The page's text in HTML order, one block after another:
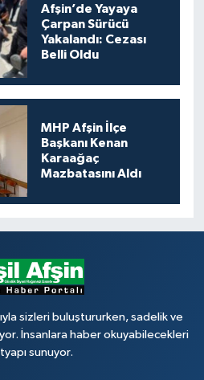
Afşin’de Yayaya
Çarpan Sürücü
Yakalandı: Cezası
Belli Oldu
MHP Afşin İlçe
Başkanı Kenan
Karaağaç
Mazbatasını Aldı
sizleri buluştururken, sadelik ve
İnsanlara haber okuyabilecekleri
sunuyor.